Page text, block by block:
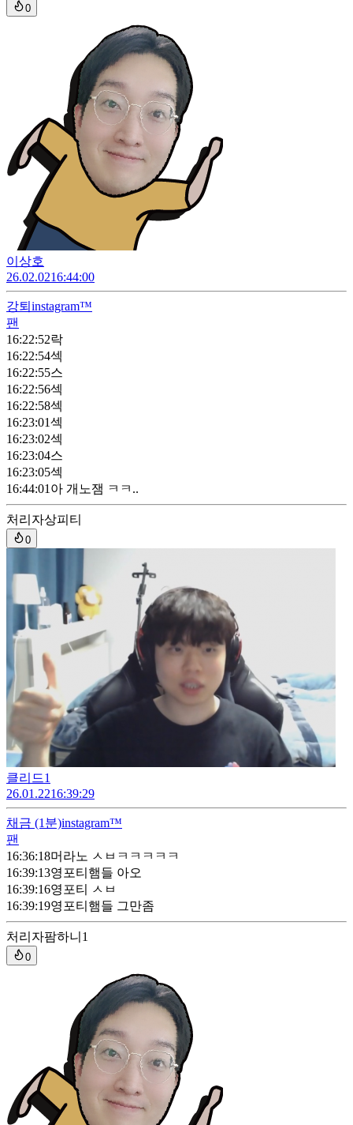
0
이상호
26.02.0216:44:00
강퇴 instagram™
팬
16:22:52락
16:22:54섹
16:22:55스
16:22:56섹
16:22:58섹
16:23:01섹
16:23:02섹
16:23:04스
16:23:05섹
16:44:01 아 개노잼 ㅋㅋ..
처리자상피티
0
클리드1
26.01.2216:39:29
채금 (1분)instagram™
팬
16:36:18머라노 ㅅㅂㅋㅋㅋㅋㅋ
16:39:13영포티햄들 아오
16:39:16영포티 ㅅㅂ
16:39:19영포티햄들 그만좀
처리자팜하니1
0